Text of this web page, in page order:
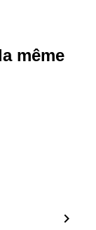
même
